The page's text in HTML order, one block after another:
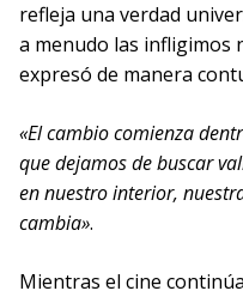
refleja una verdad
a menudo las infligimos
expresó de manera
«El cambio comienza
que dejamos de buscar
en nuestro interior,
cambia».
Mientras el cine